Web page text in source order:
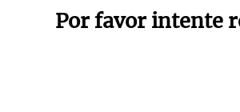
Por favor intente